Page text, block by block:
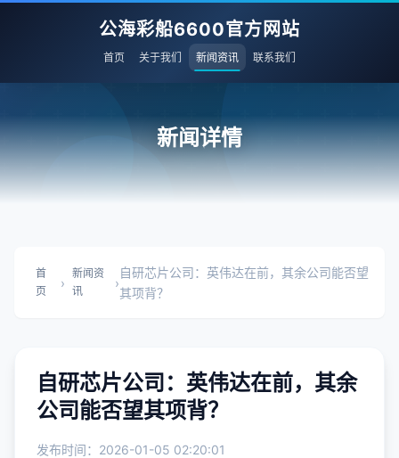
公海彩船6600官方网站
首页 关于我们 新闻资讯 联系我们
新闻详情
首
页
›
新闻资
讯
›
自研芯片公司：英伟达在前，其余公司能否望
其项背？
自研芯片公司：英伟达在前，其余
公司能否望其项背？
发布时间：2026-01-05 02:20:01